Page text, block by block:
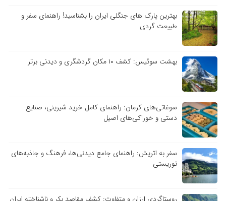
بهترین پارک های جنگلی ایران را بشناسید! راهنمای سفر و
طبیعت گردی
بهشت سوئیس: کشف ۱۰ مکان گردشگری و دیدنی برتر
سوغاتی‌های کرمان: راهنمای کامل خرید شیرینی، صنایع
دستی و خوراکی‌های اصیل
سفر به اتریش: راهنمای جامع دیدنی‌ها، فرهنگ و جاذبه‌های
توریستی